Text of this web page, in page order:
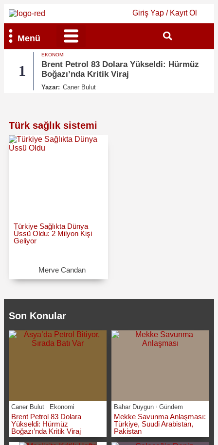
Giriş Yap / Kayıt Ol
Menü
1
EKONOMI
Brent Petrol 83 Dolara Yükseldi: Hürmüz
Boğazı’nda Kritik Viraj
Yazar: Caner Bulut
Türk sağlık sistemi
Türkiye Sağlıkta Dünya
Üssü Oldu: 2 Milyon Kişi
Geliyor
Merve Candan
Son Konular
Caner Bulut Ekonomi
Brent Petrol 83 Dolara
Yükseldi: Hürmüz
Boğazı’nda Kritik Viraj
Bahar Duygun Gündem
Mekke Savunma Anlaşması:
Türkiye, Suudi Arabistan,
Pakistan